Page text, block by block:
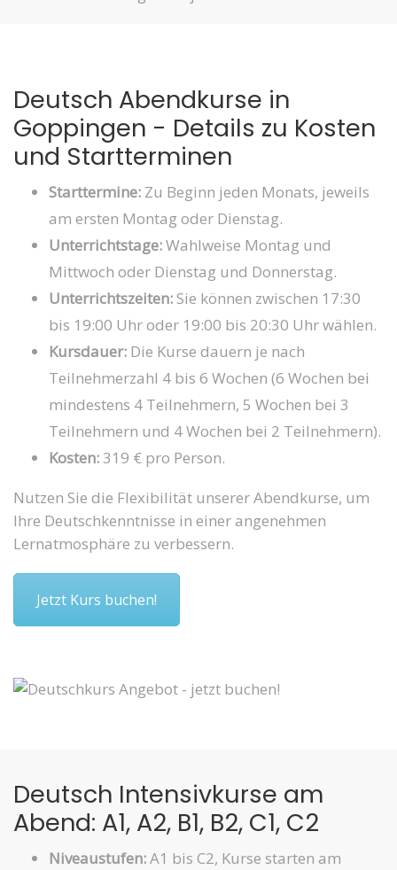
Deutsch Abendkurse in
Goppingen - Details zu Kosten
und Startterminen
Starttermine:Zu Beginn jeden Monats, jeweils
am ersten Montag oder Dienstag.
Unterrichtstage:Wahlweise Montag und
Mittwoch oder Dienstag und Donnerstag.
Unterrichtszeiten:Sie können zwischen 17:30
bis 19:00 Uhr oder 19:00 bis 20:30 Uhr wählen.
Kursdauer:Die Kurse dauern je nach
Teilnehmerzahl 4 bis 6 Wochen (6 Wochen bei
mindestens 4 Teilnehmern, 5 Wochen bei 3
Teilnehmern und 4 Wochen bei 2 Teilnehmern).
Kosten:319 € pro Person.
Nutzen Sie die Flexibilität unserer Abendkurse, um
Ihre Deutschkenntnisse in einer angenehmen
Lernatmosphäre zu verbessern.
Jetzt Kurs buchen!
Deutsch Intensivkurse am
Abend: A1, A2, B1, B2, C1, C2
Niveaustufen:A1 bis C2, Kurse starten am